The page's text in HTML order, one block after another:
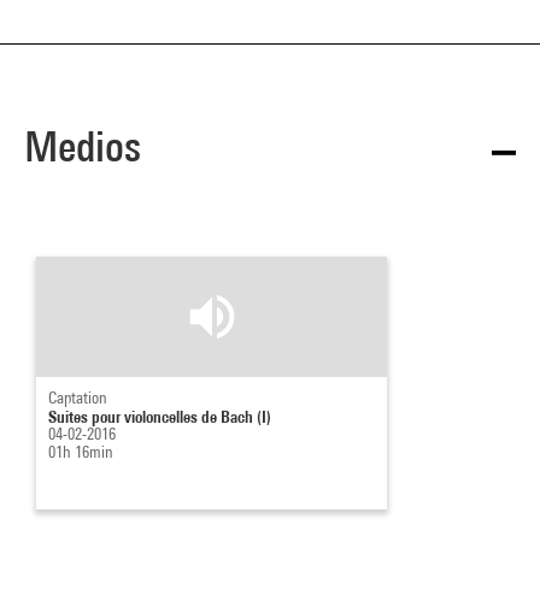
Medios
Captation
Suites pour violoncelles de Bach (I)
04-02-2016
01h 16min